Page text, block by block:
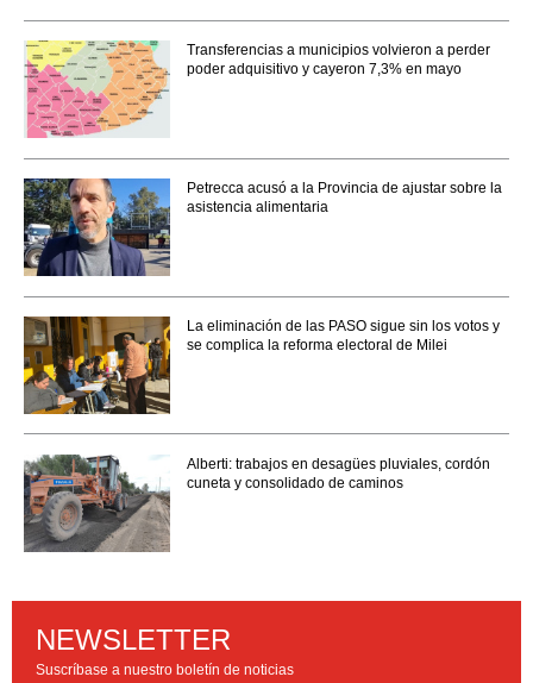
Transferencias a municipios volvieron a perder
poder adquisitivo y cayeron 7,3% en mayo
Petrecca acusó a la Provincia de ajustar sobre la
asistencia alimentaria
La eliminación de las PASO sigue sin los votos y
se complica la reforma electoral de Milei
Alberti: trabajos en desagües pluviales, cordón
cuneta y consolidado de caminos
NEWSLETTER
Suscríbase a nuestro boletín de noticias